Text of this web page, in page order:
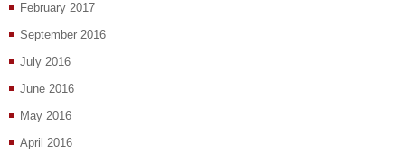
February 2017
September 2016
July 2016
June 2016
May 2016
April 2016